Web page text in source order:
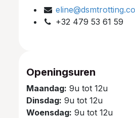
+32 479 53 61 59
Openingsuren
Maandag: 9u tot 12u
Dinsdag: 9u tot 12u
Woensdag: 9u tot 12u